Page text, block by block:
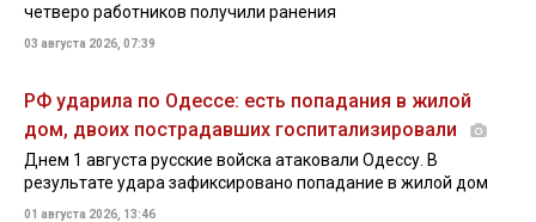
четверо работников получили ранения
03 августа 2026, 07:39
РФ ударила по Одессе: есть попадания в жилой
дом, двоих пострадавших госпитализировали
Днем 1 августа русские войска атаковали Одессу. В
результате удара зафиксировано попадание в жилой дом
01 августа 2026, 13:46